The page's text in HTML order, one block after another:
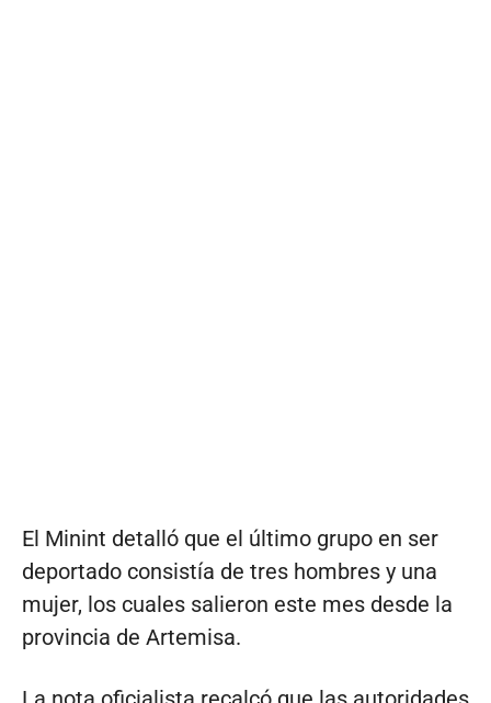
El Minint detalló que el último grupo en ser
deportado consistía de tres hombres y una
mujer, los cuales salieron este mes desde la
provincia de Artemisa.